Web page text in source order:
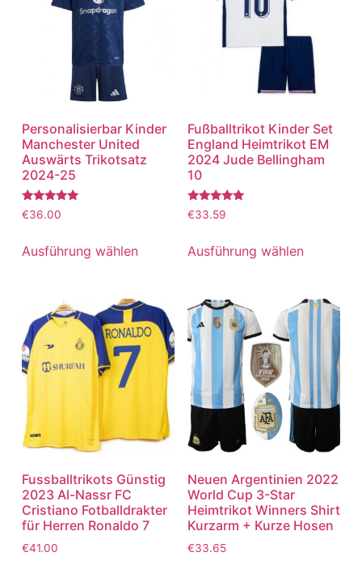
Personalisierbar Kinder
Manchester United
Auswärts Trikotsatz
2024-25
Bewertet
mit
€36.00
Ausführung wählen
Fußballtrikot Kinder Set
England Heimtrikot EM
2024 Jude Bellingham
10
Bewertet
mit
€33.59
Ausführung wählen
Fussballtrikots Günstig
2023 Al-Nassr FC
Cristiano Fotballdrakter
für Herren Ronaldo 7
€41.00
Neuen Argentinien 2022
World Cup 3-Star
Heimtrikot Winners Shirt
Kurzarm + Kurze Hosen
€33.65